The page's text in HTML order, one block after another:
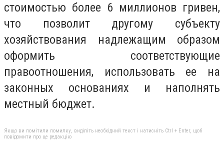
стоимостью более 6 миллионов гривен,
что позволит другому субъекту
хозяйствования надлежащим образом
оформить соответствующие
правоотношения, использовать ее на
законных основаниях и наполнять
местный бюджет.
Якщо ви помітили помилку, виділіть необхідний текст і натисніть Ctrl + Enter, щоб
повідомити про це редакцію